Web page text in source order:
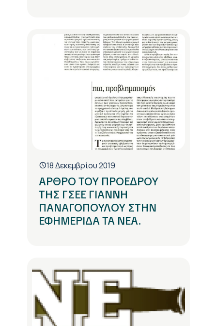
18 Δεκεμβρίου 2019
ΑΡΘΡΟ ΤΟΥ ΠΡΟΕΔΡΟΥ
ΤΗΣ ΓΣΕΕ ΓΙΑΝΝΗ
ΠΑΝΑΓΟΠΟΥΛΟΥ ΣΤΗΝ
ΕΦΗΜΕΡΙΔΑ ΤΑ ΝΕΑ.